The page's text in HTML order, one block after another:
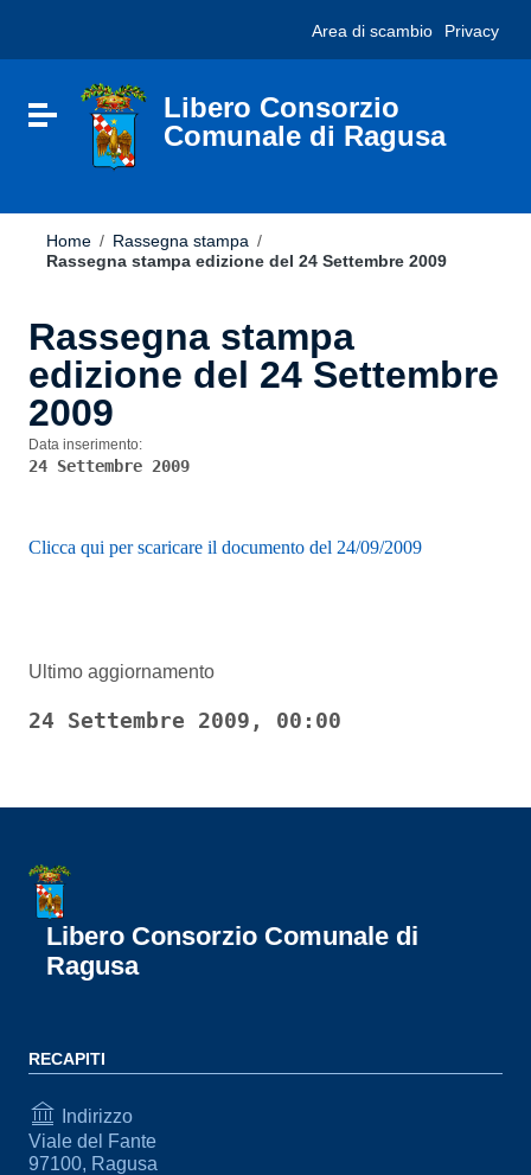
sito
include
Vai al footer
Area di scambio Privacy
Attiva / disattiva la navigazione
Libero Consorzio
Comunale di Ragusa
Home / Rassegna stampa /
Rassegna stampa edizione del 24 Settembre 2009
Rassegna stampa
edizione del 24 Settembre
2009
Data inserimento:
24 Settembre 2009
Clicca qui per scaricare il documento del 24/09/2009
Ultimo aggiornamento
24 Settembre 2009, 00:00
Libero Consorzio Comunale di
Ragusa
RECAPITI
Indirizzo
Viale del Fante
97100, Ragusa